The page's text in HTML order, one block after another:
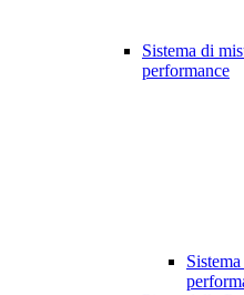
Sistema di
performance